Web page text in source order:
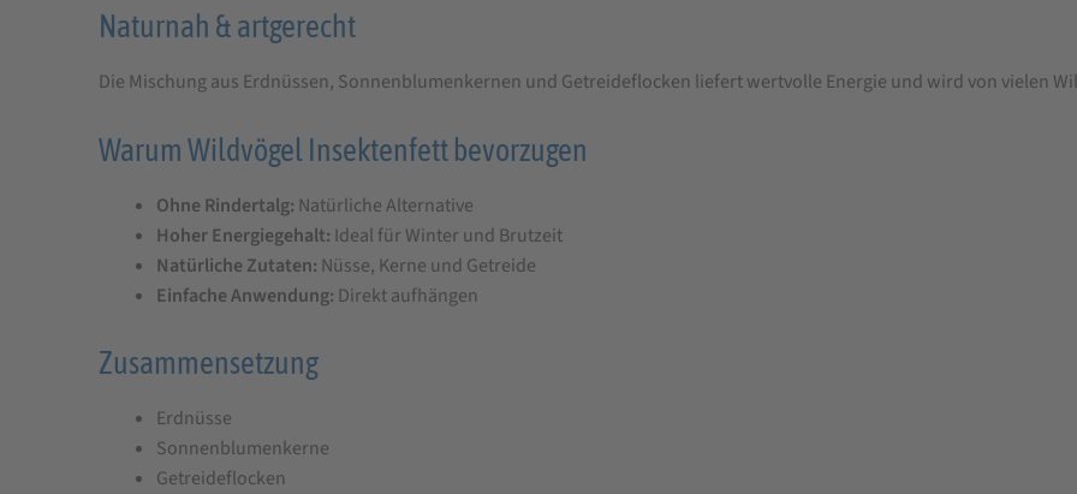
Futterstange
Stück
Naturnah & artgerecht
Die Mischung aus Erdnüssen, Sonnenblumenkernen und Getreideflocken liefert wertvolle Energie und wird von vielen
Warum Wildvögel Insektenfett bevorzugen
Ohne Rindertalg: Natürliche Alternative
Hoher Energiegehalt: Ideal für Winter und Brutzeit
Natürliche Zutaten: Nüsse, Kerne und Getreide
Einfache Anwendung: Direkt aufhängen
Zusammensetzung
Erdnüsse
Sonnenblumenkerne
Getreideflocken